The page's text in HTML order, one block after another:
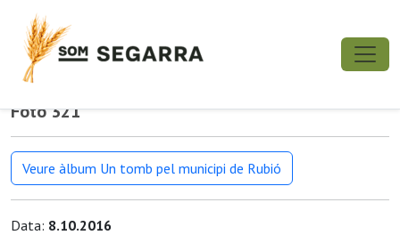
Foto 321
Veure àlbum Un tomb pel municipi de Rubió
Data: 8.10.2016